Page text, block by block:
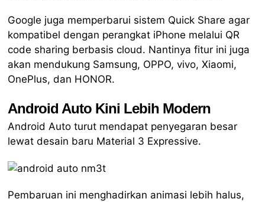
Google juga memperbarui sistem Quick Share agar
kompatibel dengan perangkat iPhone melalui QR
code sharing berbasis cloud. Nantinya fitur ini juga
akan mendukung Samsung, OPPO, vivo, Xiaomi,
OnePlus, dan HONOR.
Android Auto Kini Lebih Modern
Android Auto turut mendapat penyegaran besar
lewat desain baru Material 3 Expressive.
Pembaruan ini menghadirkan animasi lebih halus,